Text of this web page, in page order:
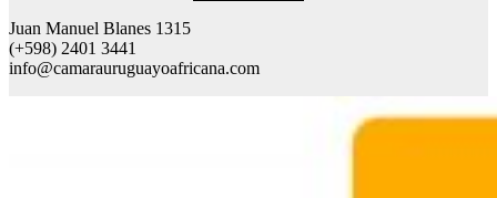
Juan Manuel Blanes 1315
(+598) 2401 3441
info@camarauruguayoafricana.com